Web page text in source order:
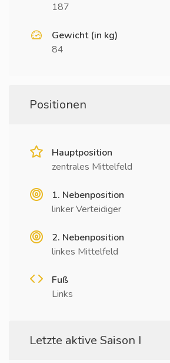
187
Gewicht (in kg)
84
Positionen
Hauptposition
zentrales Mittelfeld
1. Nebenposition
linker Verteidiger
2. Nebenposition
linkes Mittelfeld
Fuß
Links
Letzte aktive Saison I